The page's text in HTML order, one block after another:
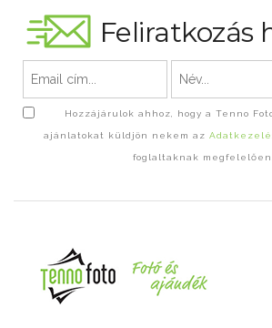
Feliratkozás
Hozzájárulok ahhoz, hogy a Tenno
ajánlatokat küldjön nekem az
foglaltaknak megfelelően.